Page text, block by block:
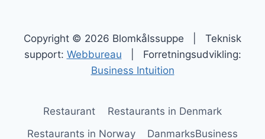
Copyright © 2026 Blomkålssuppe | Teknisk
support: Webbureau | Forretningsudvikling:
Business Intuition
Restaurant
Restaurants in Denmark
Restaurants in Norway
DanmarksBusiness